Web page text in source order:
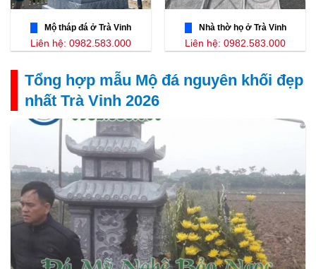
Mộ tháp đá ở Trà Vinh
Liên hệ: 0982.583.000
Nhà thờ họ ở Trà Vinh
Liên hệ: 0982.583.000
Tổng hợp mẫu Mộ đá nguyên khối đẹp
nhất Trà Vinh 2026